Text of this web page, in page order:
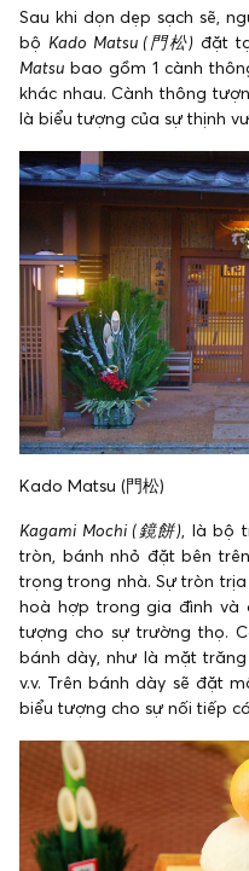
Sau khi dọn dẹp sạch sẽ,
bộ Kado Matsu (門松)đặt
Matsu bao gồm 1 cành
khác nhau. Cành thông
là biểu tượng của sự thịnh
Kado Matsu (門松)
Kagami Mochi (鏡餅), là bộ
tròn, bánh nhỏ đặt bên
trọng trong nhà. Sự tròn
hoà hợp trong gia đình và
tượng cho sự trường thọ.
bánh dày, như là mặt
v.v. Trên bánh dày sẽ đặt
biểu tượng cho sự nối tiếp